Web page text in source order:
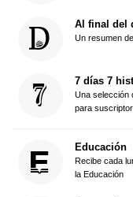
Al final del
Un resumen
7 días 7
Una selección
para
Educación
Recibe cada
la Educación